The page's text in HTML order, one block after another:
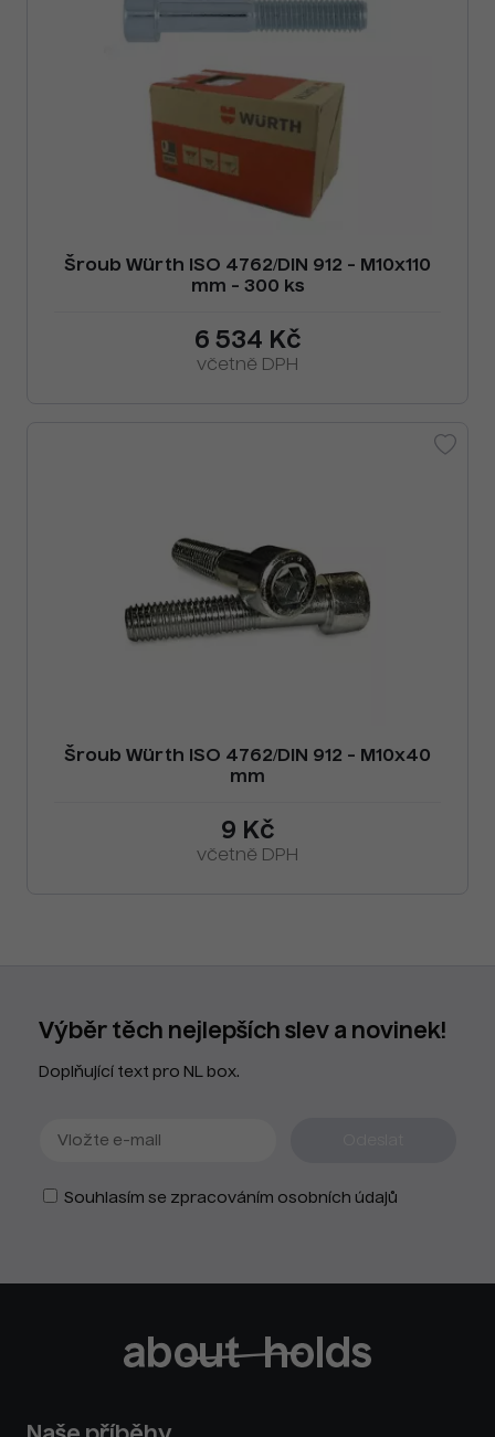
Šroub Würth ISO 4762/DIN 912 - M10x110
mm - 300 ks
6 534 Kč
včetně DPH
Šroub Würth ISO 4762/DIN 912 - M10x40
mm
9 Kč
včetně DPH
Výběr těch nejlepších slev a novinek!
Doplňující text pro NL box.
Souhlasím se zpracováním osobních údajů